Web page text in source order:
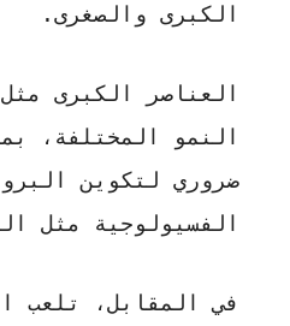
الكبرى والصغرى.
العناصر الكبرى
النمو المختلفة،
ضروري لتكوين
الفسيولوجية مثل
في المقابل، تلعب